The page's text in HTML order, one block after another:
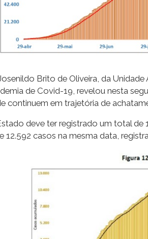
Brito de Oliveira, da
de Covid-19, revelou nesta
continuem em trajetória de
deve ter registrado um total
12.592 casos na mesma data,